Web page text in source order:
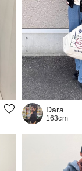
Dara
163cm